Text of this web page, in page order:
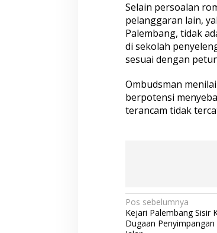
Selain persoalan
pelanggaran lain,
Palembang, tidak
di sekolah
sesuai dengan
Ombudsman
berpotensi
terancam tidak
N
a
Pos sebelumnya
Kejari Palembang Sisir
Dugaan